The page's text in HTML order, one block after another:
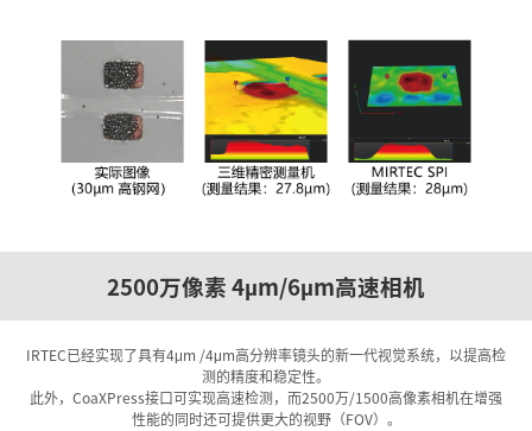
2500万像素 4µm/6µm高速相机
IRTEC已经实现了具有4μm /4μm高分辨率镜头的新一代视觉系统，以提高检
测的精度和稳定性。
此外，CoaXPress接口可实现高速检测，而2500万/1500高像素相机在增强
性能的同时还可提供更大的视野（FOV）。